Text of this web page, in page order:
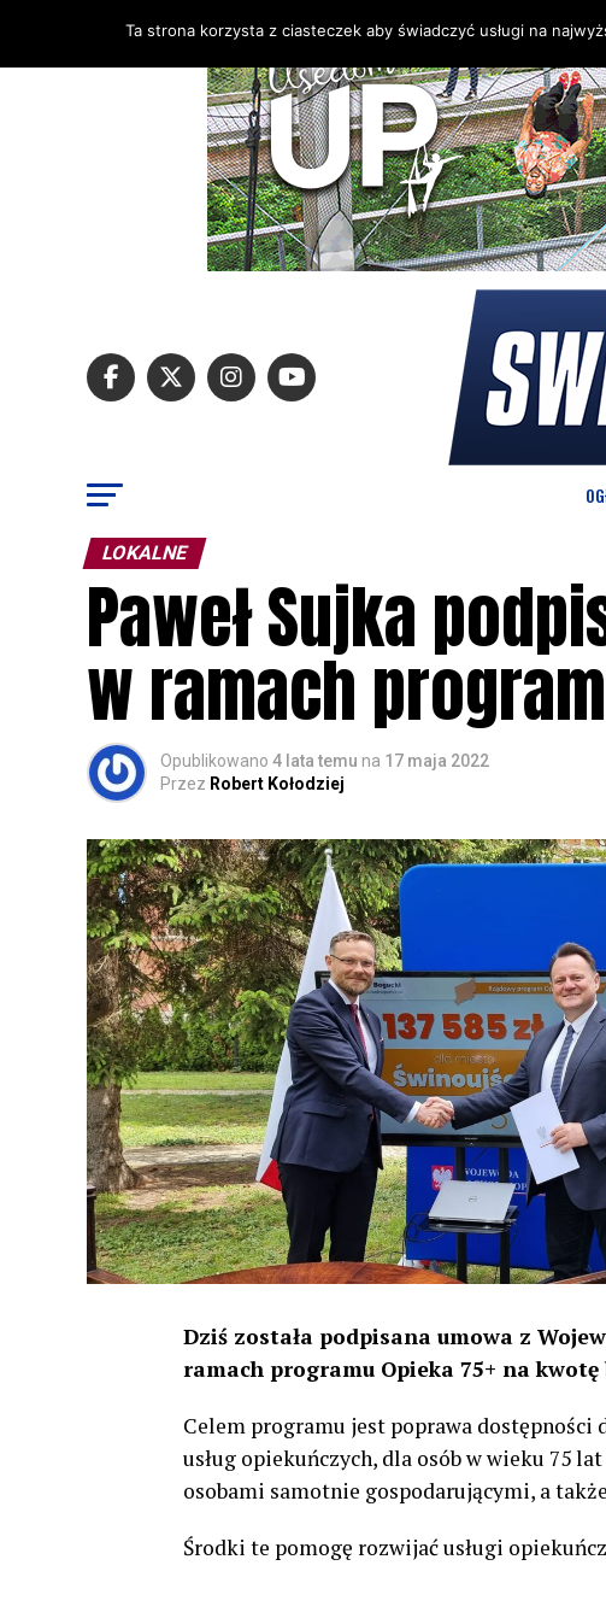
LOKALNE
Paweł Sujka
w ramach
Opublikowano 4 lata temu na 17 maja 2022
Przez Robert Kołodziej
Dziś została podpisana umowa z
ramach programu Opieka 75+ na kwotę
Celem programu jest poprawa dostępności
usług opiekuńczych, dla osób w wieku 75
osobami samotnie gospodarującymi, a
Środki te pomogę rozwijać usługi
Ta strona korzysta z ciasteczek aby świadczyć usługi na